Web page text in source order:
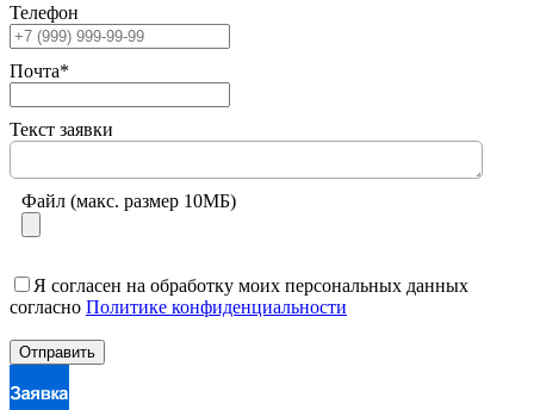
Телефон
Почта*
Текст заявки
Файл (макс. размер 10МБ)
Я согласен на обработку моих персональных данных
согласно Политике конфиденциальности